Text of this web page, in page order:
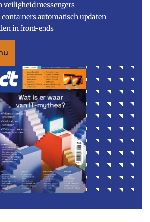
veiligheid messengers
automatisch updaten
in front-ends